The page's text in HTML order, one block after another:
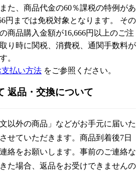
た、商品代金の60％課税の特例があ
円までは免税対象となります。 その
商品購入金額が16,666円以上のご注
り時に関税、消費税、通関手数料が
。
払い方法 をご参照ください。
返品・交換について
以外の商品」などがお手元に届いた
せていただきます。商品到着後7日
絡をお願いします。事前のご連絡な
た場合、返品をお受けできませんの